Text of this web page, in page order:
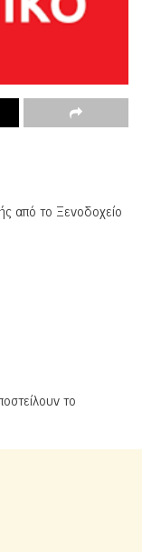
από το Ξενοδοχείο
το